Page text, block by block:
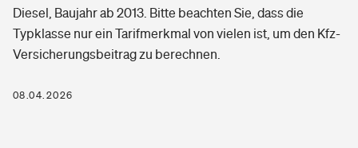
Arbeitsrechtsschutz
Berufshaftpflichtversicherung
Zur Übersicht
Elementarversicherung
Pri­vate Haft­pflicht­
Gesundheit
Private Krankenversicherung
Diesel, Baujahr ab 2013. Bitte beachten Sie, dass die
Typklasse nur ein Tarifmerkmal von vielen ist, um den Kfz-
Versicherungsbeitrag zu berechnen.
08.04.2026